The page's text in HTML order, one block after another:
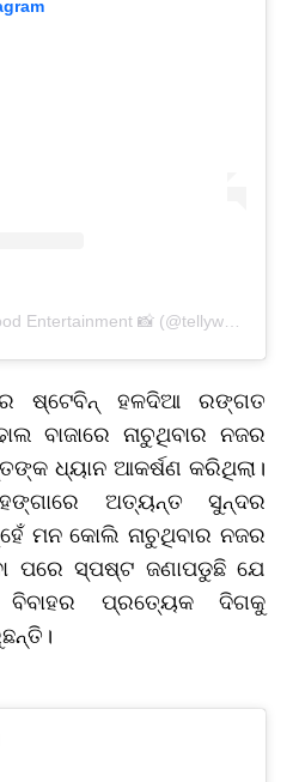
A post shared by Tellywood Entertainment 📸 (@tellywoodentertainment)
ଷ୍ଟେବିନ୍ ହଳଦିଆ ରଙ୍ଗତ
ବାଜାରେ ନାଚୁଥିବାର ନଜର
ଧ୍ୟାନ ଆକର୍ଷଣ କରିଥିଲା।
ଅତ୍ୟନ୍ତ ସୁନ୍ଦର
ମନ କୋଲି ନାଚୁଥିବାର ନଜର
ପରେ ସ୍ପଷ୍ଟ ଜଣାପଡୁଛି ଯେ
ବିବାହର ପ୍ରତ୍ୟେକ ଦିଗକୁ